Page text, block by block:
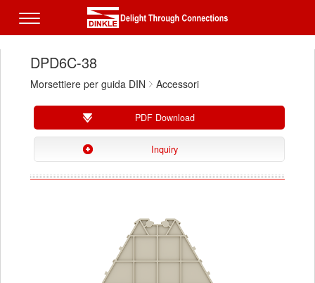
DPD6C-38
Morsettiere per guida DIN Accessori
PDF Download
Inquiry